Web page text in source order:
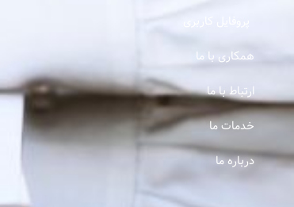
پروفایل کاربری
همکاری با ما
ارتباط با ما
خدمات ما
درباره ما